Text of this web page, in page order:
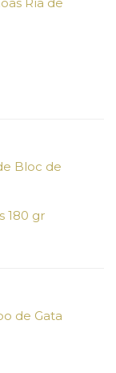
Ría de
Bloc de
180 gr
de Gata